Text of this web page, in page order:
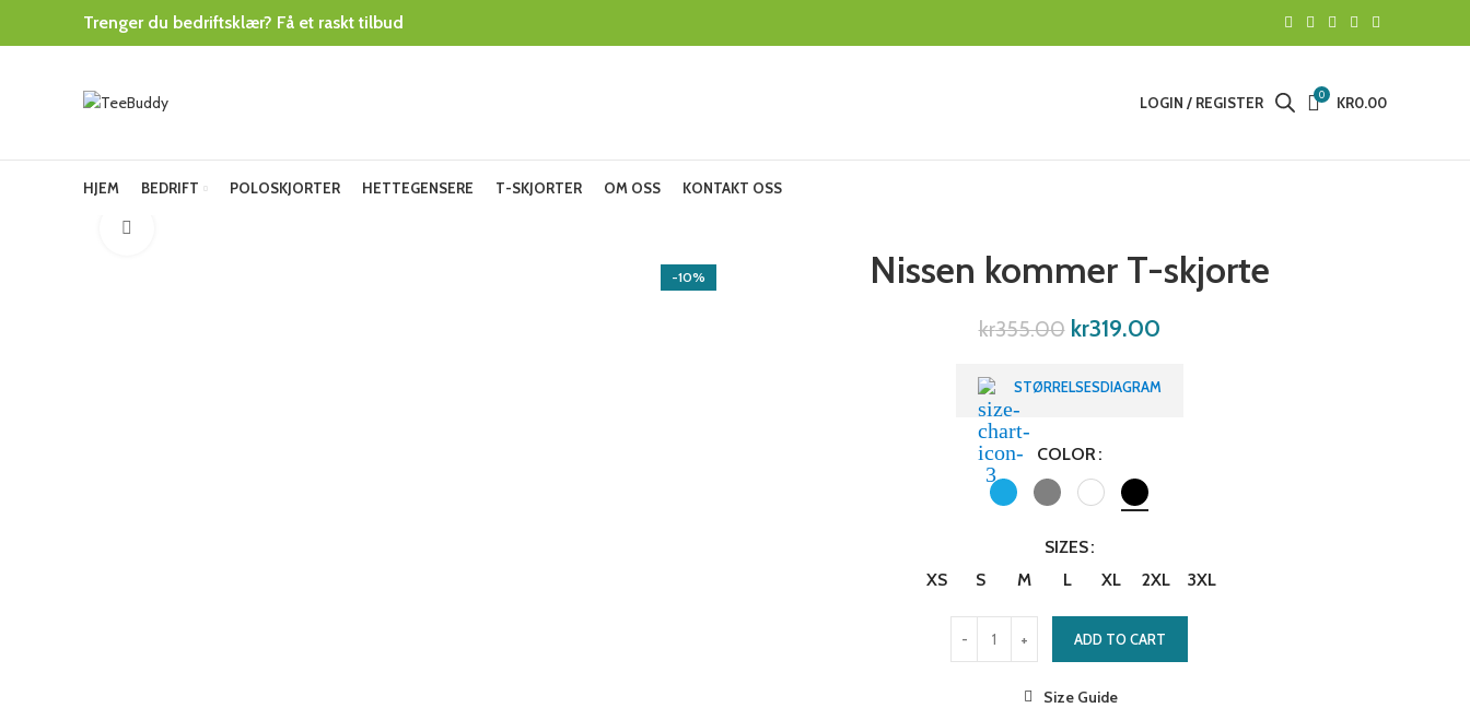
Trenger du bedriftsklær? Få et raskt tilbud
LOGIN / REGISTER 0 KR0.00
HJEM BEDRIFT POLOSKJORTER HETTEGENSERE T-SKJORTER OM OSS KONTAKT OSS
-10% Nissen kommer T-skjorte
kr355.00 kr319.00
STØRRELSESDIAGRAM
COLOR
SIZES
XS
S M L XL 2XL 3XL
ADD TO CART
Size Guide